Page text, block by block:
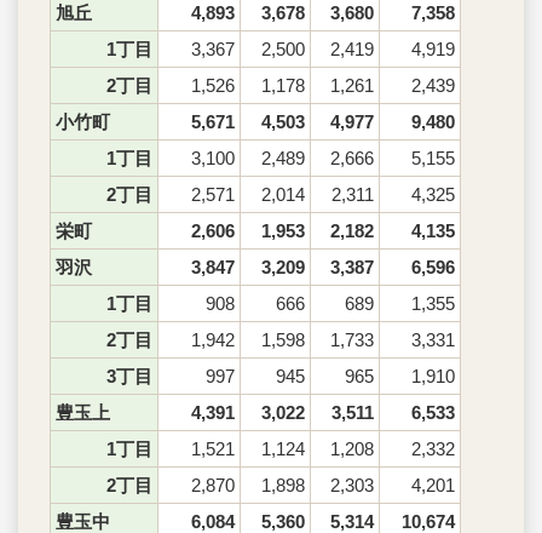
旭丘 4,893 3,678 3,680
7,358
1丁目
3,367 2,500 2,419
4,919
2丁目
1,526 1,178 1,261
2,439
小竹町
5,671 4,503 4,977
9,480
1丁目
3,100 2,489 2,666
5,155
2丁目
2,571 2,014 2,311
4,325
栄町
2,606 1,953 2,182
4,135
羽沢
3,847 3,209 3,387
6,596
1丁目
908 666 689
1,355
2丁目
1,942 1,598 1,733
3,331
3丁目
997 945 965
1,910
豊玉上
4,391 3,022 3,511
6,533
1丁目
1,521 1,124 1,208
2,332
2丁目
2,870 1,898 2,303
4,201
豊玉中
6,084 5,360 5,314
10,674